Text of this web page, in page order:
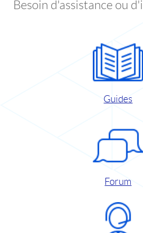
Besoin d'assistance ou
Guides
Forum